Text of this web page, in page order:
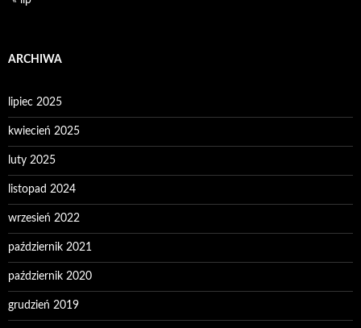
ARCHIWA
lipiec 2025
kwiecień 2025
luty 2025
listopad 2024
wrzesień 2022
październik 2021
październik 2020
grudzień 2019